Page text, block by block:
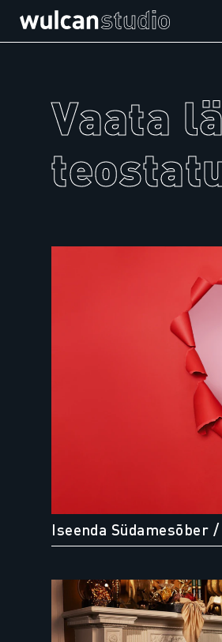
Vaata
Iseenda Südamesõber /